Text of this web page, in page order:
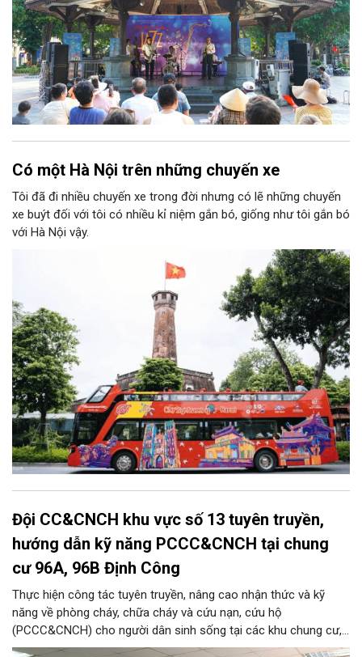
Có một Hà Nội trên những chuyến xe
Tôi đã đi nhiều chuyến xe trong đời nhưng có lẽ những chuyến
xe buýt đối với tôi có nhiều kỉ niệm gắn bó, giống như tôi gắn bó
với Hà Nội vậy.
Đội CC&CNCH khu vực số 13 tuyên truyền,
hướng dẫn kỹ năng PCCC&CNCH tại chung
cư 96A, 96B Định Công
Thực hiện công tác tuyên truyền, nâng cao nhận thức và kỹ
năng về phòng cháy, chữa cháy và cứu nạn, cứu hộ
(PCCC&CNCH) cho người dân sinh sống tại các khu chung cư,
ngày 31/7/2026, Đội Cảnh sát chữa cháy và cứu nạn, cứu hộ